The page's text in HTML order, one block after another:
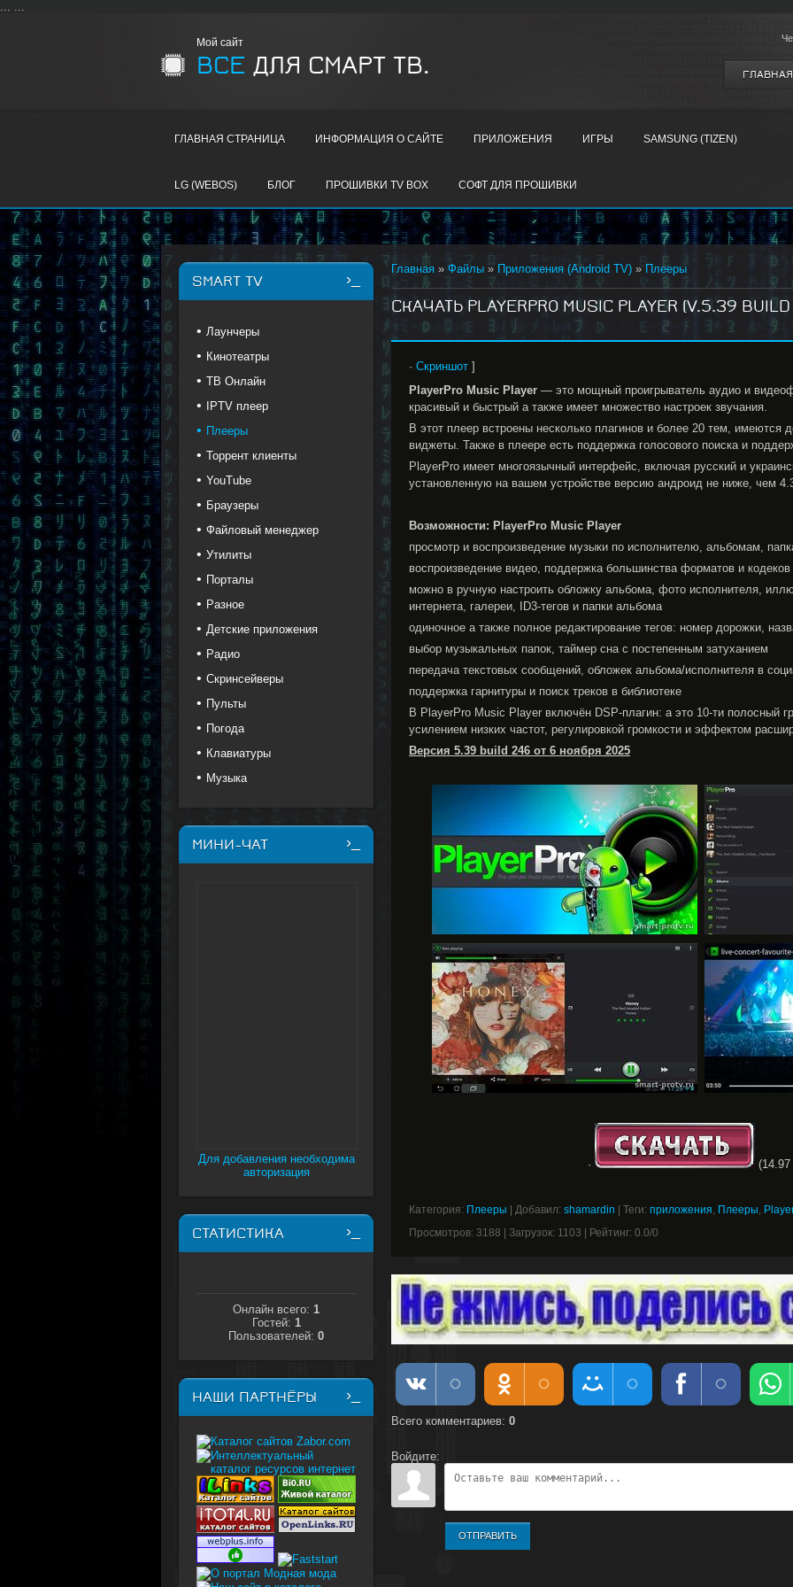
... ...
Мой сайт
ВСЕ ДЛЯ СМАРТ ТВ. ГЛАВНАЯ
ГЛАВНАЯ СТРАНИЦА ИНФОРМАЦИЯ О САЙТЕ ПРИЛОЖЕНИЯ ИГРЫ SAMSUNG (TIZEN)
LG (WEBOS) БЛОГ ПРОШИВКИ TV BOX СОФТ ДЛЯ ПРОШИВКИ
Главная » Файлы » Приложения (Android TV) » Плееры
СКАЧАТЬ PLAYERPRO MUSIC PLAYER (V.5.39
· Скриншот ]
PlayerPro Music Player — это мощный проигрыватель аудио и
красивый и быстрый а также имеет множество настроек звучания.
В этот плеер встроены несколько плагинов и более 20 тем, имеются
виджеты. Также в плеере есть поддержка голосового поиска и
PlayerPro имеет многоязычный интерфейс, включая русский и
установленную на вашем устройстве версию андроид не ниже, чем
Возможности: PlayerPro Music Player
просмотр и воспроизведение музыки по исполнителю, альбомам,
воспроизведение видео, поддержка большинства форматов и кодеков
можно в ручную настроить обложку альбома, фото исполнителя,
интернета, галереи, ID3-тегов и папки альбома
одиночное а также полное редактирование тегов: номер дорожки,
выбор музыкальных папок, таймер сна с постепенным затуханием
передача текстовых сообщений, обложек альбома/исполнителя в
поддержка гарнитуры и поиск треков в библиотеке
В PlayerPro Music Player включён DSP-плагин: а это 10-ти полосный
усилением низких частот, регулировкой громкости и эффектом
Версия 5.39 build 246 от 6 ноября 2025
·
Категория: Плееры Добавил: shamardin Теги: приложения, Плееры,
Просмотров: 3188 Загрузок: 1103 Рейтинг: 0.0/0
Всего комментариев: 0
Войдите:
ОТПРАВИТЬ
SMART TV
Лаунчеры
Кинотеатры
ТВ Онлайн
IPTV плеер
Плееры
Торрент клиенты
YouTube
Браузеры
Файловый менеджер
Утилиты
Порталы
Разное
Детские приложения
Радио
Скринсейверы
Пульты
Погода
Клавиатуры
Музыка
МИНИ-ЧАТ
Для добавления необходима
авторизация
СТАТИСТИКА
Онлайн всего: 1
Гостей: 1
Пользователей: 0
НАШИ ПАРТНЁРЫ